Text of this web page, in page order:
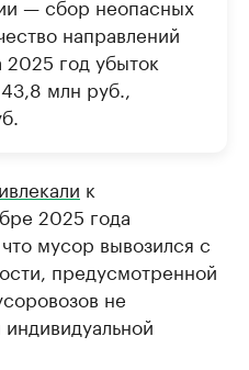
— сбор неопасных
направлений
2025 год убыток
млн руб.,
к
2025 года
мусор вывозился с
предусмотренной
не